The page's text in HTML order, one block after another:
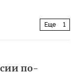
Еще 1
по-